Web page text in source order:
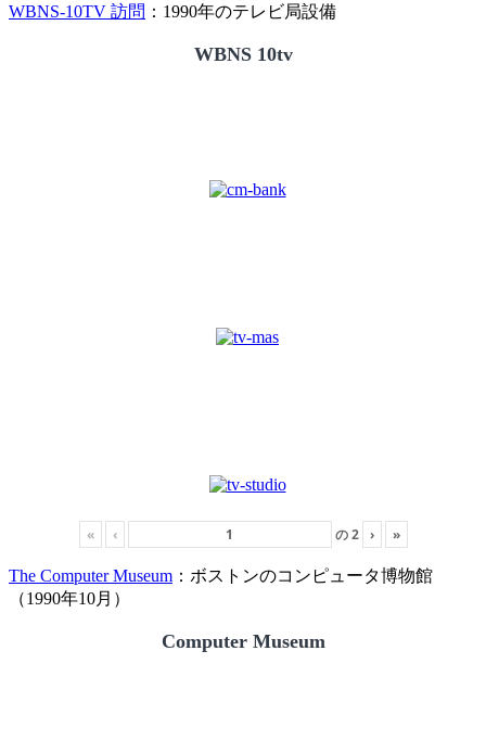
WBNS-10TV 訪問 ：1990年のテレビ局設備
WBNS 10tv
« ‹ の2 › »
The Computer Museum ：ボストンのコンピュータ博物館
（1990年10月）
Computer Museum